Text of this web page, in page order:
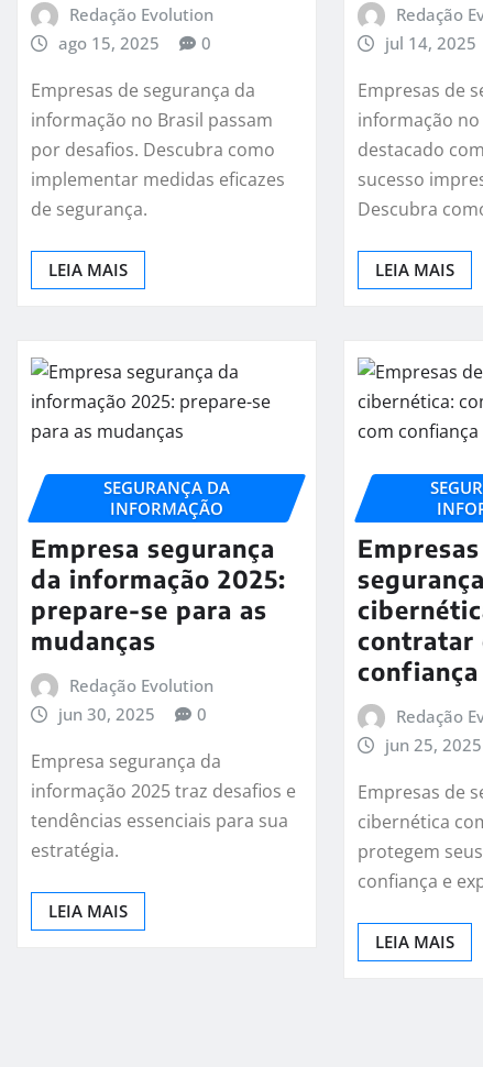
Redação Evolution
ago 15, 2025
0
Empresas de segurança da
informação no Brasil passam
por desafios. Descubra como
implementar medidas eficazes
de segurança.
LEIA MAIS
Redação
jul 14, 2025
Empresas de
informação
destacado
sucesso
Descubra
LEIA MAIS
SEGURANÇA DA
INFORMAÇÃO
Empresa segurança
da informação 2025:
prepare-se para as
mudanças
Redação Evolution
jun 30, 2025
0
Empresa segurança da
informação 2025 traz desafios e
tendências essenciais para sua
estratégia.
LEIA MAIS
segurança
contratar
confiança
Redação
jun 25, 2025
Empresas de
cibernética
protegem
confiança e
LEIA MAIS